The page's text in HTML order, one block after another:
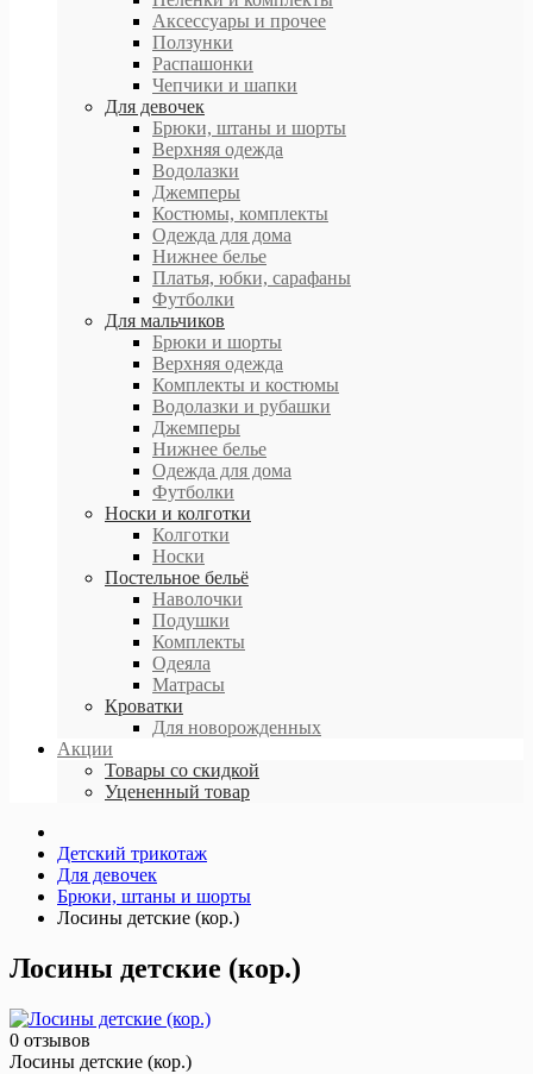
Аксессуары и прочее
Ползунки
Распашонки
Чепчики и шапки
Для девочек
Брюки, штаны и шорты
Верхняя одежда
Водолазки
Джемперы
Костюмы, комплекты
Одежда для дома
Нижнее белье
Платья, юбки, сарафаны
Футболки
Для мальчиков
Брюки и шорты
Верхняя одежда
Комплекты и костюмы
Водолазки и рубашки
Джемперы
Нижнее белье
Одежда для дома
Футболки
Носки и колготки
Колготки
Носки
Постельное бельё
Наволочки
Подушки
Комплекты
Одеяла
Матрасы
Кроватки
Для новорожденных
Акции
Товары со скидкой
Уцененный товар
Детский трикотаж
Для девочек
Брюки, штаны и шорты
Лосины детские (кор.)
Лосины детские (кор.)
0 отзывов
Лосины детские (кор.)